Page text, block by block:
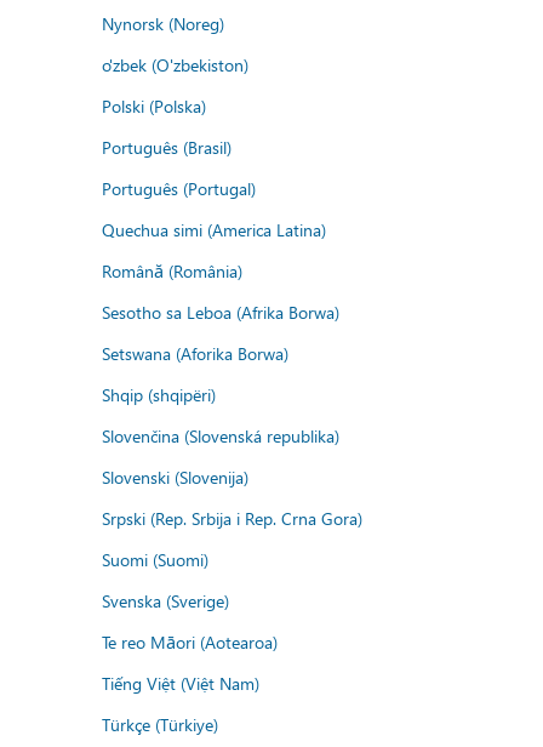
Nynorsk (Noreg)
o'zbek (O'zbekiston)
Polski (Polska)
Português (Brasil)
Português (Portugal)
Quechua simi (America Latina)
Română (România)
Sesotho sa Leboa (Afrika Borwa)
Setswana (Aforika Borwa)
Shqip (shqipëri)
Slovenčina (Slovenská republika)
Slovenski (Slovenija)
Srpski (Rep. Srbija i Rep. Crna Gora)
Suomi (Suomi)
Svenska (Sverige)
Te reo Māori (Aotearoa)
Tiếng Việt (Việt Nam)
Türkçe (Türkiye)